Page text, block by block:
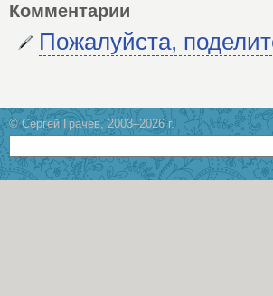
Комментарии
Пожалуйста,
© Сергей Грачев, 2003–2026 г.